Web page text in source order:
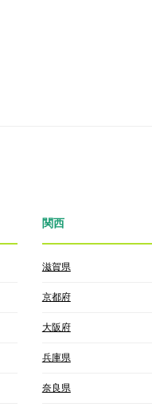
関西
滋賀県
京都府
大阪府
兵庫県
奈良県